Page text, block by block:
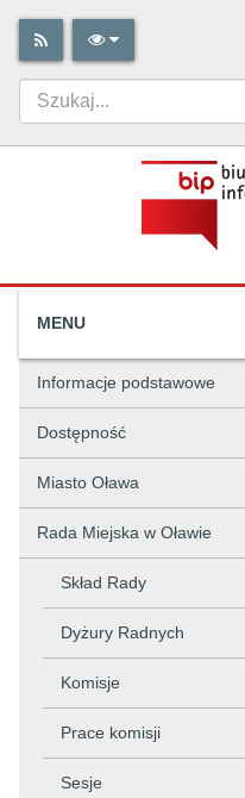
MENU
Informacje podstawowe
Dostępność
Miasto Oława
Rada Miejska w Oławie
Skład Rady
Dyżury Radnych
Komisje
Prace komisji
Sesje